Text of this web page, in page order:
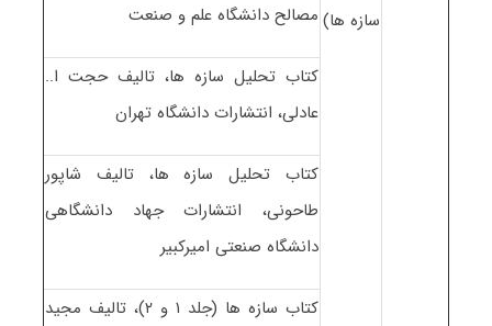
سازه ها) مصالح دانشگاه علم و صنعت
کتاب تحلیل سازه ها، تالیف حجت ا..
عادلی، انتشارات دانشگاه تهران
کتاب تحلیل سازه ها، تالیف شاپور
طاحونی، انتشارات جهاد دانشگاهی
دانشگاه صنعتی امیرکبیر
کتاب سازه ها (جلد ۱ و ۲)، تالیف مجید